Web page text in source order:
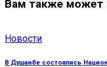
Вам также может
Новости
В Душанбе состоялись